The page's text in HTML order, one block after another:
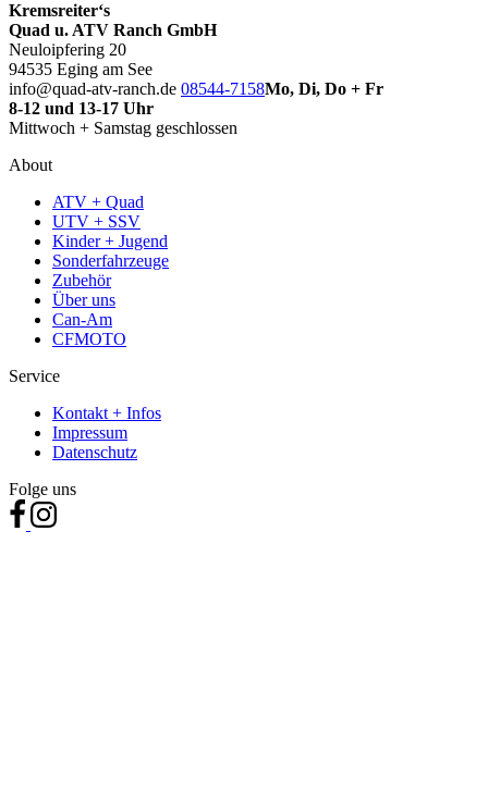
Kremsreiter‘s
Quad u. ATV Ranch GmbH
Neuloipfering 20
94535 Eging am See
info@quad-atv-ranch.de 08544-7158Mo, Di, Do + Fr
8-12 und 13-17 Uhr
Mittwoch + Samstag geschlossen
About
ATV + Quad
UTV + SSV
Kinder + Jugend
Sonderfahrzeuge
Zubehör
Über uns
Can-Am
CFMOTO
Service
Kontakt + Infos
Impressum
Datenschutz
Folge uns